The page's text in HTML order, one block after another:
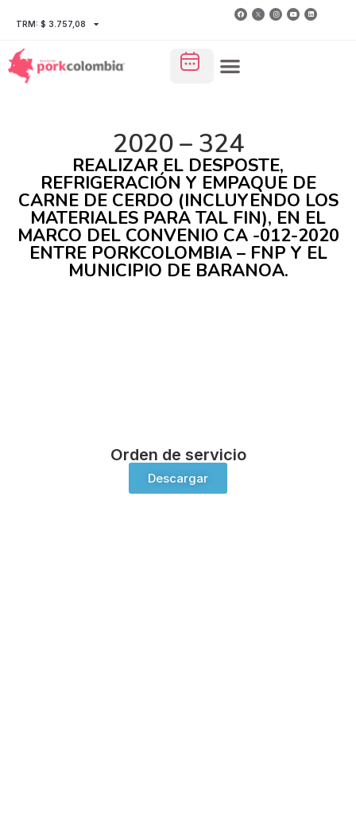
TRM: $ 3.757,08
2020 – 324
REALIZAR EL DESPOSTE,
REFRIGERACIÓN Y EMPAQUE DE
CARNE DE CERDO (INCLUYENDO LOS
MATERIALES PARA TAL FIN), EN EL
MARCO DEL CONVENIO CA -012-2020
ENTRE PORKCOLOMBIA – FNP Y EL
MUNICIPIO DE BARANOA.
Orden de servicio
Descargar